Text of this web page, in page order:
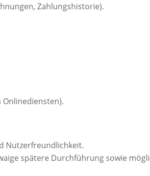
Zahlungshistorie).
Onlinediensten).
Nutzerfreundlichkeit.
spätere Durchführung sowie